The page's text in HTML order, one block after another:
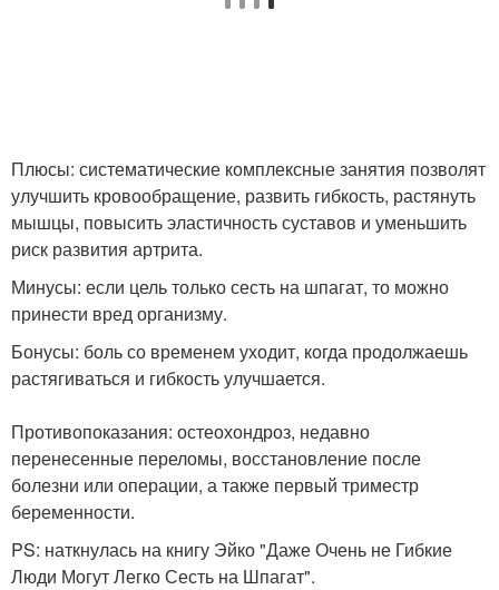
Плюсы: систематические комплексные занятия позволят
улучшить кровообращение, развить гибкость, растянуть
мышцы, повысить эластичность суставов и уменьшить
риск развития артрита.
Минусы: если цель только сесть на шпагат, то можно
принести вред организму.
Бонусы: боль со временем уходит, когда продолжаешь
растягиваться и гибкость улучшается.
Противопоказания: остеохондроз, недавно
перенесенные переломы, восстановление после
болезни или операции, а также первый триместр
беременности.
PS: наткнулась на книгу Эйко "Даже Очень не Гибкие
Люди Могут Легко Сесть на Шпагат".